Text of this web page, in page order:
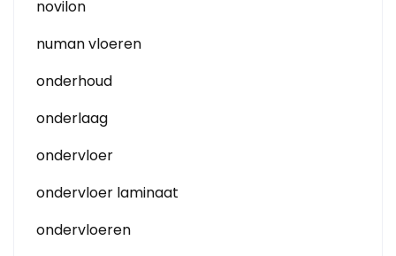
novilon
numan vloeren
onderhoud
onderlaag
ondervloer
ondervloer laminaat
ondervloeren